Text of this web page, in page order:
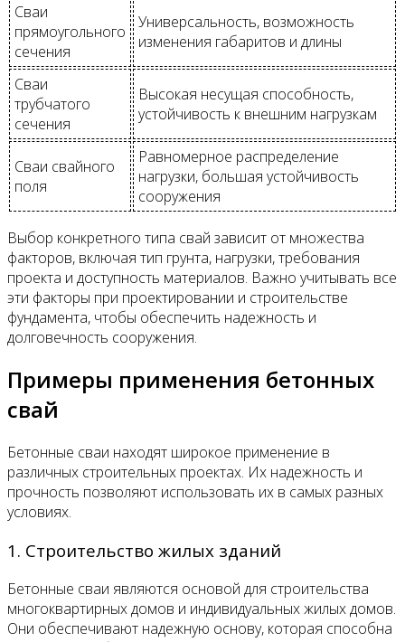
Сваи
прямоугольного
сечения
Универсальность, возможность
изменения габаритов и длины
Сваи
трубчатого
сечения
Высокая несущая способность,
устойчивость к внешним нагрузкам
Сваи свайного
поля
Равномерное распределение
нагрузки, большая устойчивость
сооружения
Выбор конкретного типа свай зависит от множества
факторов, включая тип грунта, нагрузки, требования
проекта и доступность материалов. Важно учитывать все
эти факторы при проектировании и строительстве
фундамента, чтобы обеспечить надежность и
долговечность сооружения.
Примеры применения бетонных
свай
Бетонные сваи находят широкое применение в
различных строительных проектах. Их надежность и
прочность позволяют использовать их в самых разных
условиях.
1. Строительство жилых зданий
Бетонные сваи являются основой для строительства
многоквартирных домов и индивидуальных жилых домов.
Они обеспечивают надежную основу, которая способна